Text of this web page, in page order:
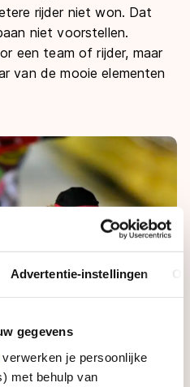
Advertentie-instellingen
gegevens
verwerken je persoonlijke
met behulp van
rijder niet won. Dat
niet voorstellen.
een team of rijder, maar
van de mooie elementen